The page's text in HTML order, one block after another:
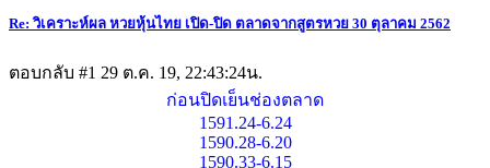
Re: วิเคราะห์ผล หวยหุ้นไทย เปิด-ปิด ตลาดจากสูตรหวย 30 ตุลาคม 2562
ตอบกลับ #1 29 ต.ค. 19, 22:43:24น.
ก่อนปิดเย็นช่องตลาด
1591.24-6.24
1590.28-6.20
1590.33-6.15